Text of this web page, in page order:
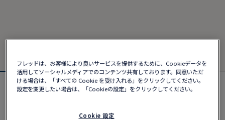
カスタマイズ可能
フレッドは、お客様により良いサービスを提供するために、Cookieデータを
活用してソーシャルメディアでのコンテンツ共有しております。同意いただ
ける場合は、「すべての Cookie を受け入れる」をクリックしてください。
設定を変更したい場合は、「Cookieの設定」をクリックしてください。
Cookie 設定